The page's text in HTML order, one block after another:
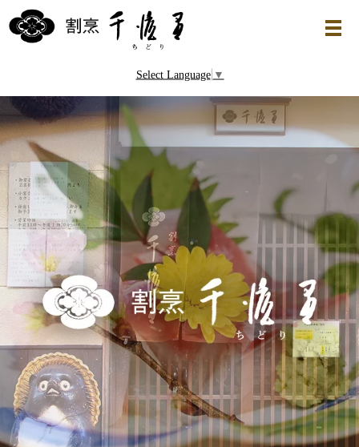
Select Language ▼